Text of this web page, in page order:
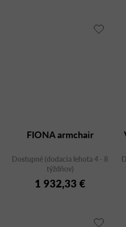
FIONA armchair
Dostupné (dodacia lehota 4 - 8
týždňov)
1 932,33 €